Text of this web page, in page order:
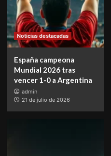
Noticias destacadas
España campeona
Mundial 2026 tras
vencer 1-0 a Argentina
admin
21 de julio de 2026